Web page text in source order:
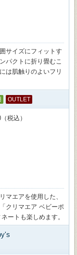
サイズにフィットす
パクトに折り畳むこ
は肌触りのよいフリ
OUTLET
税込）
マエアを使用した、
クリマエア ベビーポ
ートも楽しめます。